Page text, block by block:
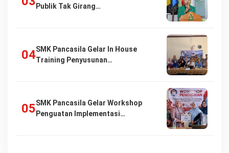
Publik Tak Girang…
SMK Pancasila Gelar In House
Training Penyusunan…
SMK Pancasila Gelar Workshop
Penguatan Implementasi…